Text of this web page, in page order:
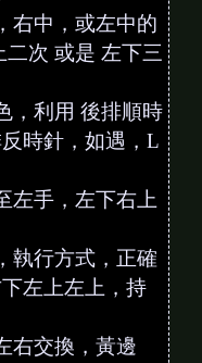
右中，或左中的
次 或是 左下三
，利用 後排順時
時針，如遇，L
左手，左下右上
執行方式，正確
左上左上，持
右交換，黃邊